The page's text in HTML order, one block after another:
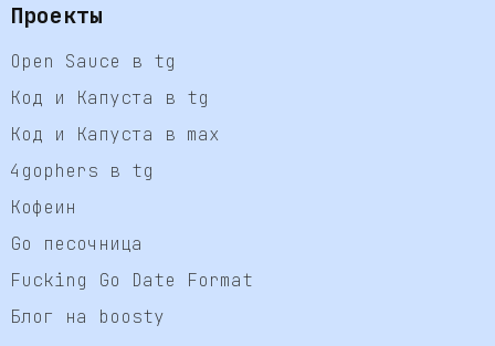
Проекты
Open Sauce в tg
Код и Капуста в tg
Код и Капуста в max
4gophers в tg
Кофеин
Go песочница
Fucking Go Date Format
Блог на boosty